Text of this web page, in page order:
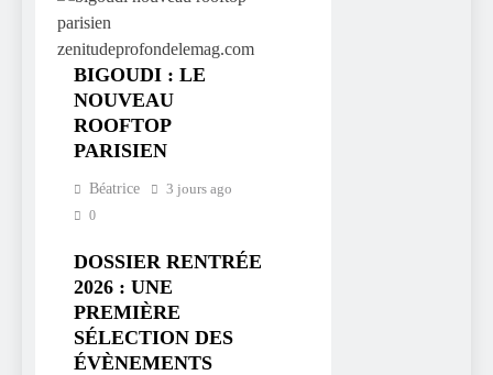
BIGOUDI : LE
NOUVEAU
ROOFTOP
PARISIEN
Béatrice 3 jours ago
0
DOSSIER RENTRÉE
2026 : UNE
PREMIÈRE
SÉLECTION DES
ÉVÈNEMENTS